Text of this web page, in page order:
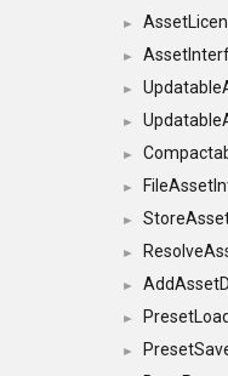
►
►
►
►
►
►
►
►
►
►
►